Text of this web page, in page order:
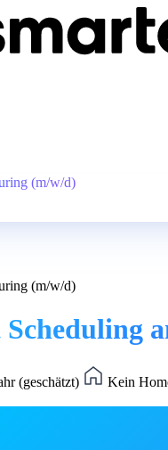
(m/w/d)
(m/w/d)
Scheduling
(geschätzt)
Kein